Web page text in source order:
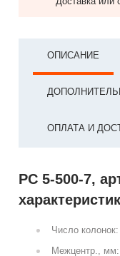
ОПИСАНИЕ
ОПЛАТА И
РС 5-500-7,
Число колонок:
Межцентр., мм: